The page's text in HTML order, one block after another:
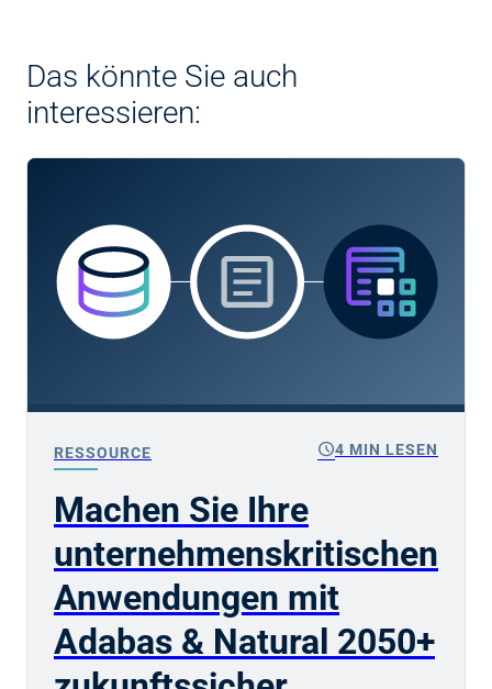
Das könnte Sie auch
interessieren:
RESSOURCE schedule4 MIN LESEN
Machen Sie Ihre
unternehmenskritischen
Anwendungen mit
Adabas & Natural 2050+